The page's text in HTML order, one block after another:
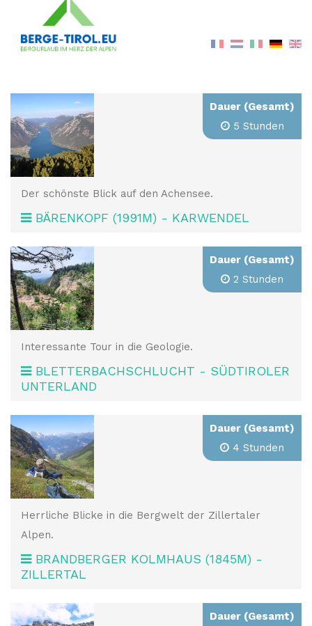
Der schönste Blick auf den Achensee.
BÄRENKOPF (1991M) - KARWENDEL
Dauer (Gesamt)
5 Stunden
Interessante Tour in die Geologie.
BLETTERBACHSCHLUCHT - SÜDTIROLER
UNTERLAND
Dauer (Gesamt)
2 Stunden
Herrliche Blicke in die Bergwelt der Zillertaler
Alpen.
BRANDBERGER KOLMHAUS (1845M) -
ZILLERTAL
Dauer (Gesamt)
4 Stunden
Dauer (Gesamt)